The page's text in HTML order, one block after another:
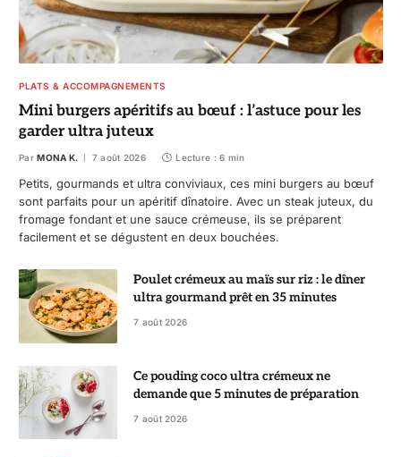
PLATS & ACCOMPAGNEMENTS
Mini burgers apéritifs au bœuf : l’astuce pour les
garder ultra juteux
Par MONA K. 7 août 2026 Lecture : 6 min
Petits, gourmands et ultra conviviaux, ces mini burgers au bœuf
sont parfaits pour un apéritif dînatoire. Avec un steak juteux, du
fromage fondant et une sauce crémeuse, ils se préparent
facilement et se dégustent en deux bouchées.
Poulet crémeux au maïs sur riz : le dîner
ultra gourmand prêt en 35 minutes
7 août 2026
Ce pouding coco ultra crémeux ne
demande que 5 minutes de préparation
7 août 2026